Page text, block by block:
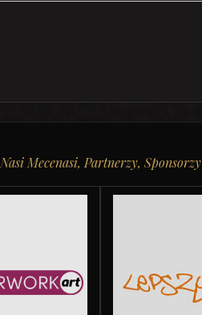
Nasi Mecenasi, Partnerzy, Sponsorzy